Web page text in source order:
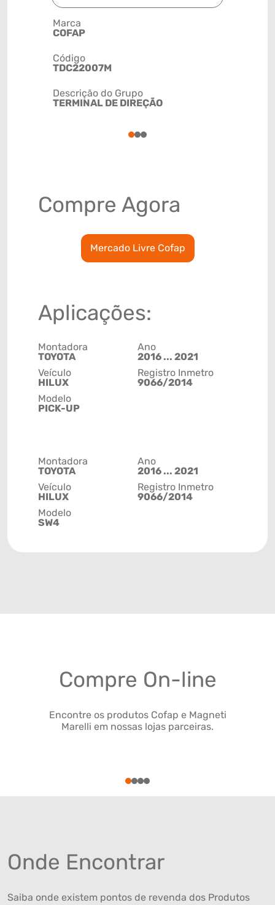
Marca
COFAP
Código
TDC22007M
Descrição do Grupo
TERMINAL DE DIREÇÃO
123
Compre Agora
Mercado Livre Cofap
Aplicações:
Montadora
TOYOTA
Veículo
HILUX
Modelo
PICK-UP
Ano
2016 ... 2021
Registro Inmetro
9066/2014
Montadora
TOYOTA
Veículo
HILUX
Modelo
SW4
Ano
2016 ... 2021
Registro Inmetro
9066/2014
Compre On-line
Encontre os produtos Cofap e Magneti
Marelli em nossas lojas parceiras.
1234
Onde Encontrar
Saiba onde existem pontos de revenda dos Produtos